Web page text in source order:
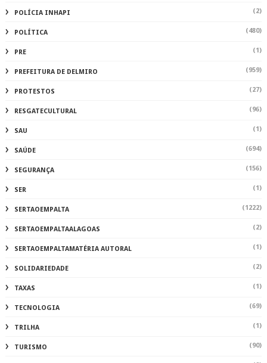
POLÍCIA INHAPI (2)
POLÍTICA (480)
PRE (1)
PREFEITURA DE DELMIRO (959)
PROTESTOS (27)
RESGATECULTURAL (96)
SAU (1)
SAÚDE (694)
SEGURANÇA (156)
SER (1)
SERTAOEMPALTA (1222)
SERTAOEMPALTAALAGOAS (2)
SERTAOEMPALTAMATÉRIA AUTORAL (1)
SOLIDARIEDADE (2)
TAXAS (1)
TECNOLOGIA (69)
TRILHA (1)
TURISMO (90)